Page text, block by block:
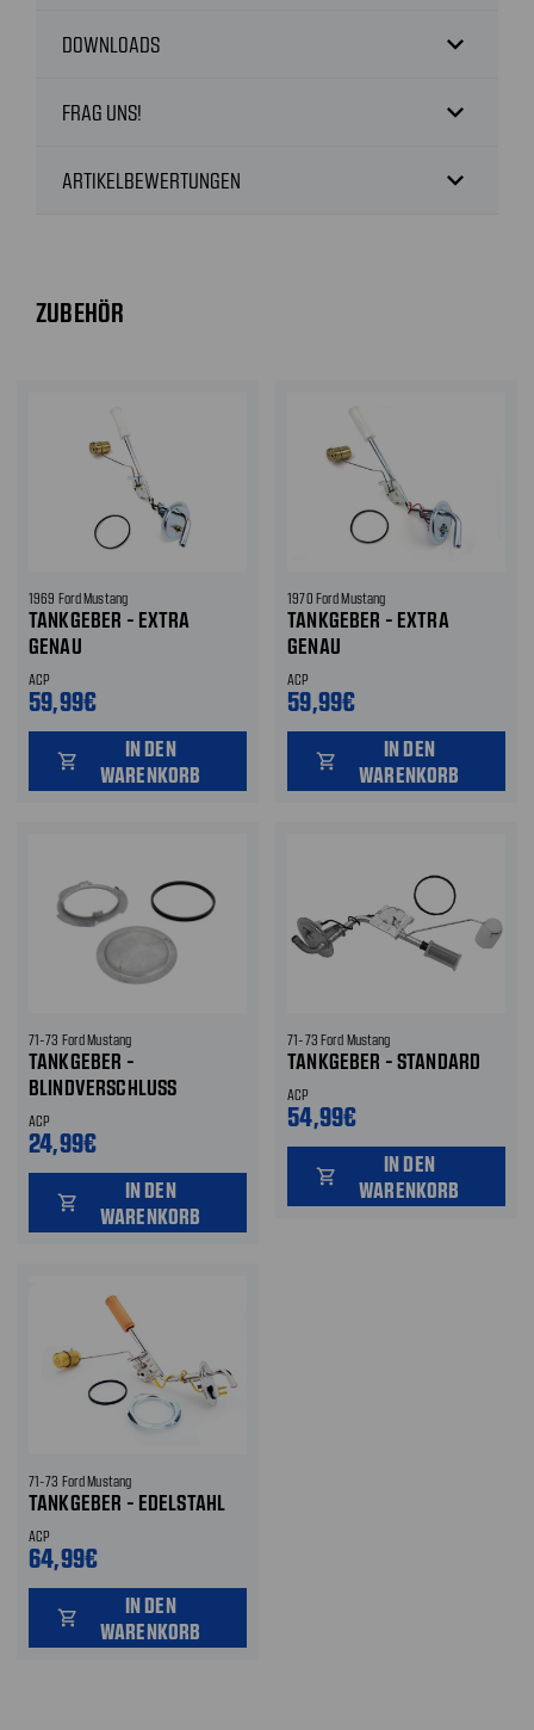
DOWNLOADS expand_more
FRAG UNS! expand_more
ARTIKELBEWERTUNGEN expand_more
ZUBEHÖR
1969 Ford Mustang
TANKGEBER - EXTRA
GENAU
ACP
59,99€
shopping_cart
IN DEN
WARENKORB
1970 Ford Mustang
TANKGEBER - EXTRA
GENAU
ACP
59,99€
shopping_cart
IN DEN
WARENKORB
71-73 Ford Mustang
TANKGEBER -
BLINDVERSCHLUSS
ACP
24,99€
shopping_cart
IN DEN
WARENKORB
71-73 Ford Mustang
TANKGEBER - STANDARD
ACP
54,99€
shopping_cart
IN DEN
WARENKORB
71-73 Ford Mustang
TANKGEBER - EDELSTAHL
ACP
64,99€
shopping_cart
IN DEN
WARENKORB